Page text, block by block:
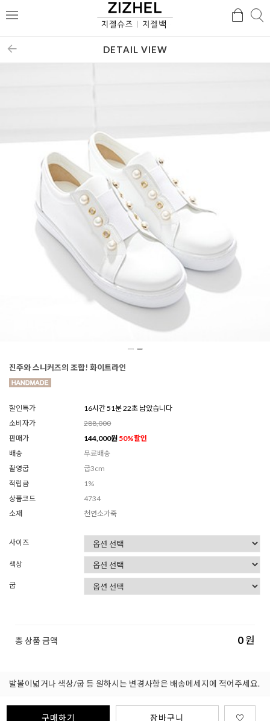
메
검
DETAIL VIEW
진주와 스니커즈의 조합! 화이트라인
할인특가
16시간 51분 20초 남았습니다
소비자가
288,000
판매가
144,000원 50%할인
배송
무료배송
촬영굽
굽3cm
적립금
1%
상품코드
4734
소재
천연소가죽
사이즈
색상
굽
총 상품 금액 0원
발볼이넓거나 색상/굽 등 원하시는 변경사항은 배송메세지에 적어주세요.
구매하기 장바구니 ♡